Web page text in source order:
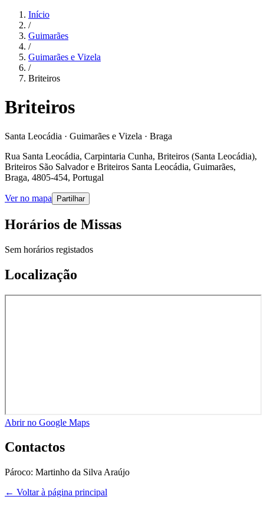
Início
/
Guimarães
/
Guimarães e Vizela
/
Briteiros
Briteiros
Santa Leocádia · Guimarães e Vizela · Braga
Rua Santa Leocádia, Carpintaria Cunha, Briteiros (Santa Leocádia),
Briteiros São Salvador e Briteiros Santa Leocádia, Guimarães,
Braga, 4805-454, Portugal
Ver no mapa Partilhar
Horários de Missas
Sem horários registados
Localização
Abrir no Google Maps
Contactos
Pároco: Martinho da Silva Araújo
← Voltar à página principal